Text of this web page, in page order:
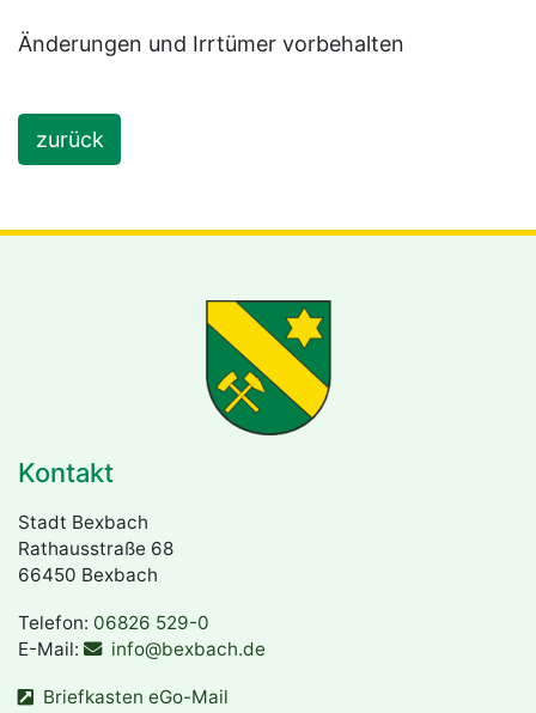
Änderungen und Irrtümer vorbehalten
zurück
Kontakt
Stadt Bexbach
Rathausstraße 68
66450 Bexbach
Telefon: 06826 529-0
E-Mail:
info@bexbach.de
Briefkasten eGo-Mail